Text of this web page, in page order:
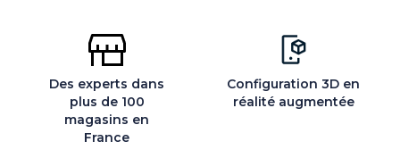
Des experts dans
plus de 100
magasins en
France
Configuration 3D en
réalité augmentée